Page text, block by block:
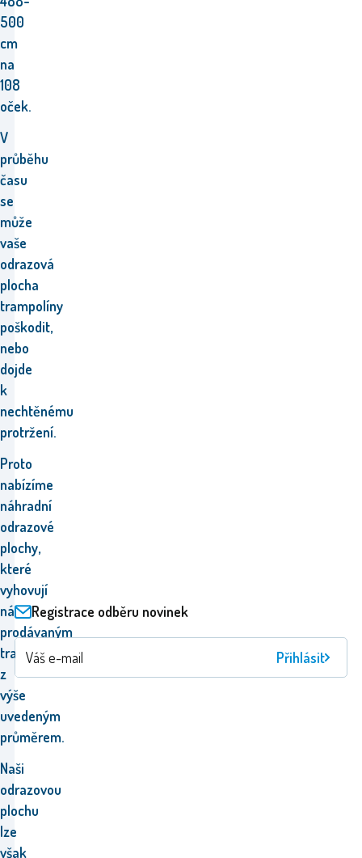
500
cm
na
108
oček.
V
průběhu
času
se
může
vaše
odrazová
plocha
trampolíny
poškodit,
nebo
dojde
k
nechtěnému
protržení.
Proto
nabízíme
náhradní
odrazové
plochy,
které
vyhovují
námi
prodávaným
trampolínám,
z
výše
uvedeným
průměrem.
Naši
odrazovou
plochu
lze
však
Registrace odběru novinek
Přihlásit